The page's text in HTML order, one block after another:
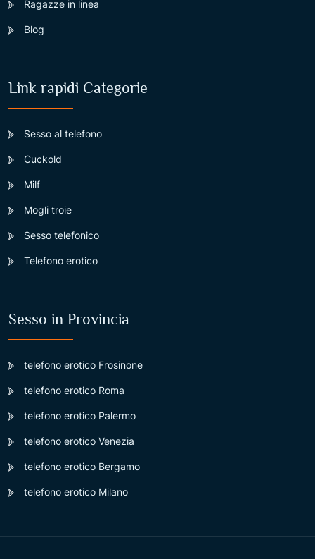
Ragazze in linea
Blog
Link rapidi Categorie
Sesso al telefono
Cuckold
Milf
Mogli troie
Sesso telefonico
Telefono erotico
Sesso in Provincia
telefono erotico Frosinone
telefono erotico Roma
telefono erotico Palermo
telefono erotico Venezia
telefono erotico Bergamo
telefono erotico Milano